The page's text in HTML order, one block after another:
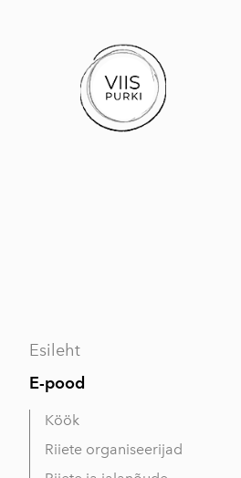
Esileht
E-pood
Köök
Riiete organiseerijad